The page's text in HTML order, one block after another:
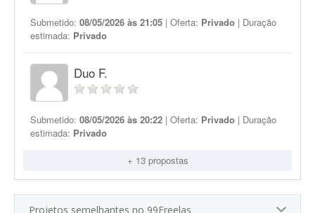
Submetido: 08/05/2026 às 21:05 | Oferta: Privado | Duração
estimada: Privado
Duo F.
Submetido: 08/05/2026 às 20:22 | Oferta: Privado | Duração
estimada: Privado
+ 13 propostas
Projetos semelhantes no 99Freelas